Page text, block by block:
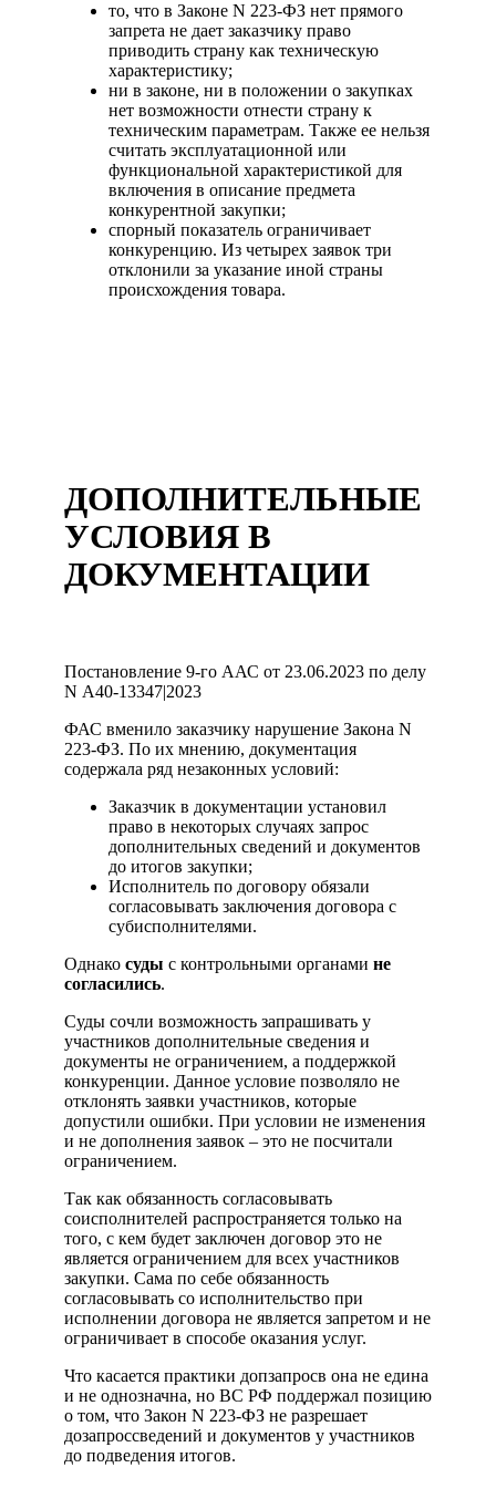
то, что в Законе N 223-ФЗ нет прямого
запрета не дает заказчику право
приводить страну как техническую
характеристику;
ни в законе, ни в положении о закупках
нет возможности отнести страну к
техническим параметрам. Также ее нельзя
считать эксплуатационной или
функциональной характеристикой для
включения в описание предмета
конкурентной закупки;
спорный показатель ограничивает
конкуренцию. Из четырех заявок три
отклонили за указание иной страны
происхождения товара.
ДОПОЛНИТЕЛЬНЫЕ
УСЛОВИЯ В
ДОКУМЕНТАЦИИ
Постановление 9-го ААС от 23.06.2023 по делу
N А40-13347|2023
ФАС вменило заказчику нарушение Закона N
223-ФЗ. По их мнению, документация
содержала ряд незаконных условий:
Заказчик в документации установил
право в некоторых случаях запрос
дополнительных сведений и документов
до итогов закупки;
Исполнитель по договору обязали
согласовывать заключения договора с
субисполнителями.
Однако суды с контрольными органами не
согласились.
Суды сочли возможность запрашивать у
участников дополнительные сведения и
документы не ограничением, а поддержкой
конкуренции. Данное условие позволяло не
отклонять заявки участников, которые
допустили ошибки. При условии не изменения
и не дополнения заявок – это не посчитали
ограничением.
Так как обязанность согласовывать
соисполнителей распространяется только на
того, с кем будет заключен договор это не
является ограничением для всех участников
закупки. Сама по себе обязанность
согласовывать со исполнительство при
исполнении договора не является запретом и не
ограничивает в способе оказания услуг.
Что касается практики допзапросв она не едина
и не однозначна, но ВС РФ поддержал позицию
о том, что Закон N 223-ФЗ не разрешает
дозапроссведений и документов у участников
до подведения итогов.